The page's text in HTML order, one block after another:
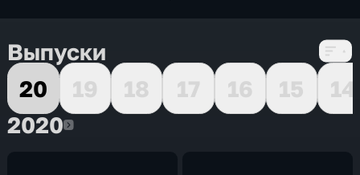
Выпуски
20
19 18 17 16 15
14
20202020